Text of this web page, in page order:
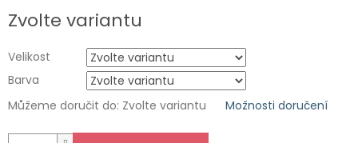
cena:
Zvolte variantu
Velikost
Barva
Můžeme doručit do: Zvolte variantu Možnosti doručení